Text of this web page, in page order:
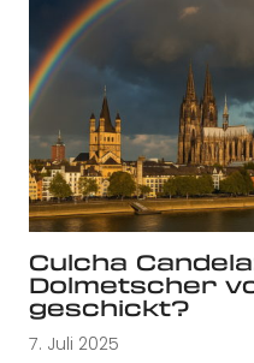
Culcha
Dolmetscher
geschickt?
7. Juli 2025